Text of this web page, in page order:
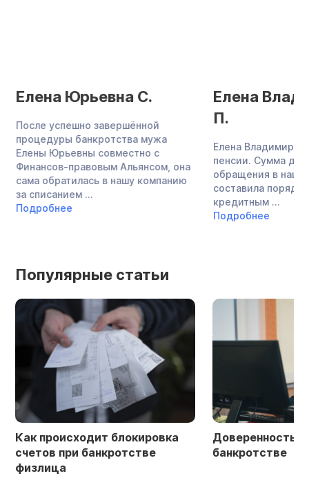
Елена Юрьевна С.
После успешно завершённой
процедуры банкротства мужа
Елены Юрьевны совместно с
Финансов-правовым Альянсом, она
сама обратилась в нашу компанию
за списанием ...
Подробнее
Елена
П.
Елена
пенсии. Сумма
обращения в нашу
составила
кредитным ...
Подробнее
Популярные статьи
Как происходит блокировка
счетов при банкротстве
физлица
Доверенность
банкротстве